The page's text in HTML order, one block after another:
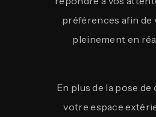
préférences afin de
pleinement en
En plus de la pose
votre espace